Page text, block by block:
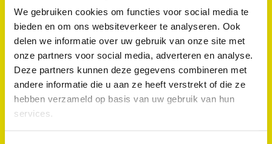
We gebruiken cookies om functies voor social media te
bieden en om ons websiteverkeer te analyseren. Ook
delen we informatie over uw gebruik van onze site met
onze partners voor social media, adverteren en analyse.
Deze partners kunnen deze gegevens combineren met
andere informatie die u aan ze heeft verstrekt of die ze
hebben verzameld op basis van uw gebruik van hun
services.